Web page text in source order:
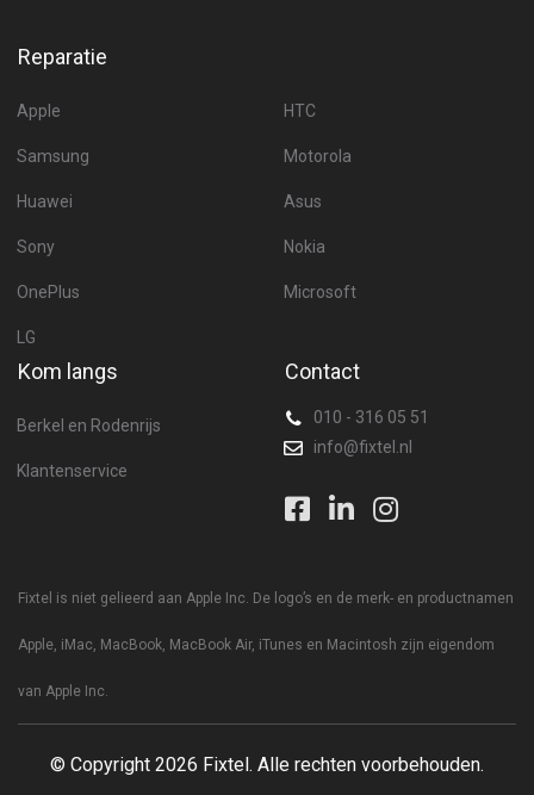
Reparatie
Apple
Samsung
Huawei
Sony
OnePlus
LG
HTC
Motorola
Asus
Nokia
Microsoft
Kom langs
Berkel en Rodenrijs
Klantenservice
Contact
010 - 316 05 51
info@fixtel.nl
Fixtel is niet gelieerd aan Apple Inc. De logo’s en de merk- en productnamen
Apple, iMac, MacBook, MacBook Air, iTunes en Macintosh zijn eigendom
van Apple Inc.
© Copyright 2026 Fixtel. Alle rechten voorbehouden.